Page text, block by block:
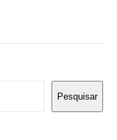
Pesquisar